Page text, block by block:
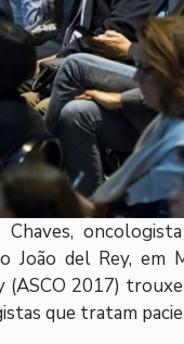
João del Rey,
2017)
que tratam